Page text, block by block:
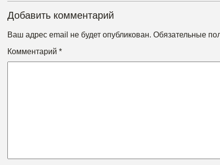
Добавить комментарий
Ваш адрес email не будет опубликован. Обязательные
Комментарий *